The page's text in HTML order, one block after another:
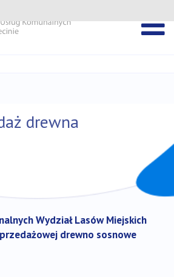
drewna
Wydział Lasów Miejskich
drewno sosnowe